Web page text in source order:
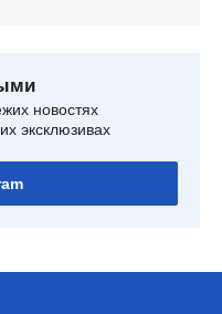
новостях
эксклюзивах